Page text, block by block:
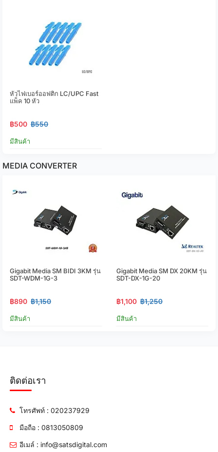
หัวไฟเบอร์ออฟติก LC/UPC Fast
แพ็ค 10 หัว
฿500 ฿550
มีสินค้า
MEDIA CONVERTER
Gigabit Media SM BIDI 3KM รุ่น
SDT-WDM-1G-3
฿890 ฿1,150
มีสินค้า
Gigabit Media SM DX 20KM รุ่น
SDT-DX-1G-20
฿1,100 ฿1,250
มีสินค้า
ติดต่อเรา
โทรศัพท์ : 020237929
มือถือ : 0813050809
อีเมล์ : info@satsdigital.com